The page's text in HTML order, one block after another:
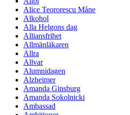
Alice Teororescu Måne
Alkohol
Alla Helgons dag
Alliansfrihet
Allmänläkaren
Allra
Allvar
Alumnidagen
Alzheimer
Amanda Ginsburg
Amanda Sokolnicki
Ambassad